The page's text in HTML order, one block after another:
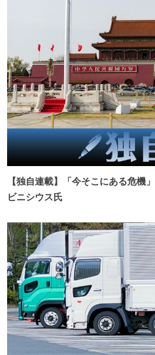
【独自連載】「今そこにある危
ビニシウス氏